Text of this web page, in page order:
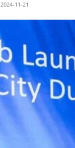
2024-11-21